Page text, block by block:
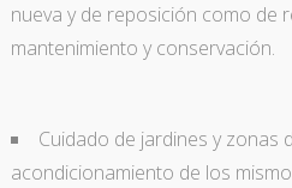
nueva y de reposición como de
mantenimiento y conservación.
Cuidado de jardines y zonas
acondicionamiento de los